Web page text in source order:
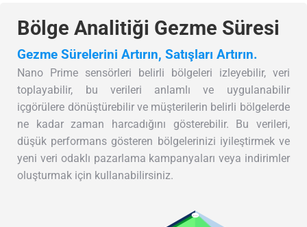
Bölge Analitiği Gezme Süresi
Gezme Sürelerini Artırın, Satışları Artırın.
Nano Prime sensörleri belirli bölgeleri izleyebilir, veri
toplayabilir, bu verileri anlamlı ve uygulanabilir
içgörülere dönüştürebilir ve müşterilerin belirli bölgelerde
ne kadar zaman harcadığını gösterebilir. Bu verileri,
düşük performans gösteren bölgelerinizi iyileştirmek ve
yeni veri odaklı pazarlama kampanyaları veya indirimler
oluşturmak için kullanabilirsiniz.